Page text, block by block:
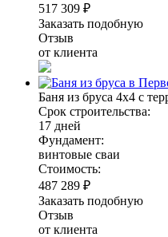
517 309 ₽
Заказать подобную
Отзыв
от клиента
Баня из бруса 4х4 с
Срок строительства:
17 дней
Фундамент:
винтовые сваи
Стоимость:
487 289 ₽
Заказать подобную
Отзыв
от клиента